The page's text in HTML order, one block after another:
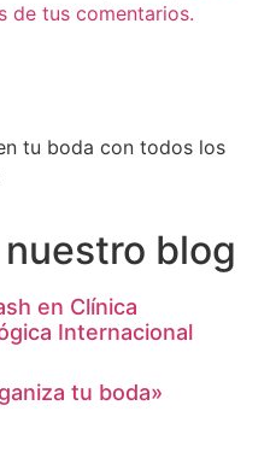
de tus comentarios.
tu boda con todos los
blog
en Clínica
Internacional
tu boda»